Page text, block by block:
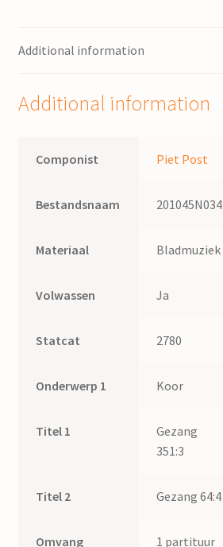
Additional information
Additional information
Componist Piet Post
Bestandsnaam 201045N034
Materiaal Bladmuziek
Volwassen Ja
Statcat 2780
Onderwerp 1 Koor
Titel 1
Gezang
351:3
Titel 2 Gezang 64:4
Omvang 1 partituur